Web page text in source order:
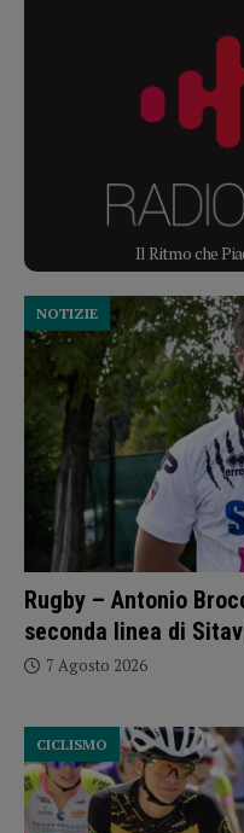
Il Ritmo che
Rugby – Antonio
seconda linea di
NOTIZIE
7 Agosto 2026
CICLISMO